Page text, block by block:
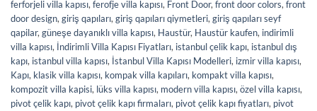
ferforjeli villa kapısı,ferofje villa kapısı, Front Door,front door colors,front
door design,giriş qapıları,giriş qapıları qiymetleri,giriş qapıları seyf
qapilar,güneşe dayanıklı villa kapısı, Haustür, Haustür kaufen, indirimli
villa kapısı, İndirimli Villa Kapısı Fiyatları, istanbul çelik kapı, istanbul dış
kapı, istanbul villa kapısı, İstanbul Villa Kapısı Modelleri, izmir villa kapısı,
Kapı, klasik villa kapısı, kompak villa kapıları, kompakt villa kapısı,
kompozit villa kapisi, lüks villa kapısı, modern villa kapısı,özel villa kapısı,
pivot çelik kapı, pivot çelik kapı firmaları, pivot çelik kapı fiyatları, pivot